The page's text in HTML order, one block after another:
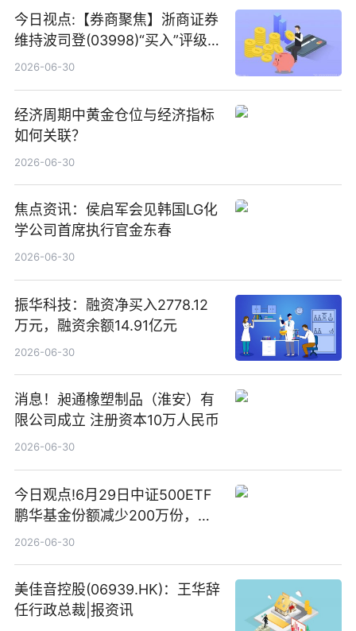
今日视点:【券商聚焦】浙商证券
维持波司登(03998)“买入”评级
指其业绩高质量稳增长
2026-06-30
经济周期中黄金仓位与经济指标
如何关联？
2026-06-30
焦点资讯：侯启军会见韩国LG化
学公司首席执行官金东春
2026-06-30
振华科技：融资净买入2778.12
万元，融资余额14.91亿元
2026-06-30
消息！昶通橡塑制品（淮安）有
限公司成立 注册资本10万人民币
2026-06-30
今日观点!6月29日中证500ETF
鹏华基金份额减少200万份，重
仓股亨通光电、赤峰黄金、佰维
2026-06-30
美佳音控股(06939.HK)：王华辞
任行政总裁|报资讯